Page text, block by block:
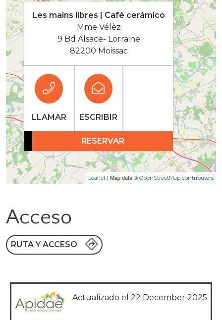
Leaflet | Map data © OpenStreetMap contributors
Les mains libres | Café cerámico
Mme Vélèz
9 Bd Alsace- Lorraine
82200 Moissac
LLAMAR ESCRIBIR
RESERVAR
Acceso
RUTA Y ACCESO
Actualizado el 22 December 2025